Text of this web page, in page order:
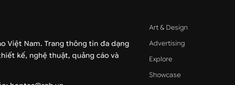
Việt Nam. Trang thông tin đa dạng
kế, nghệ thuật, quảng cáo và
Art & Design
Advertising
Explore
Showcase